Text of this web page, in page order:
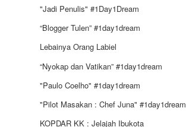
"Jadi Penulis" #1Day1Dream
“Blogger Tulen” #1day1dream
Lebainya Orang Labiel
“Nyokap dan Vatikan” #1day1dream
"Paulo Coelho" #1day1dream
"Pilot Masakan : Chef Juna" #1day1dream
KOPDAR KK : Jelajah Ibukota